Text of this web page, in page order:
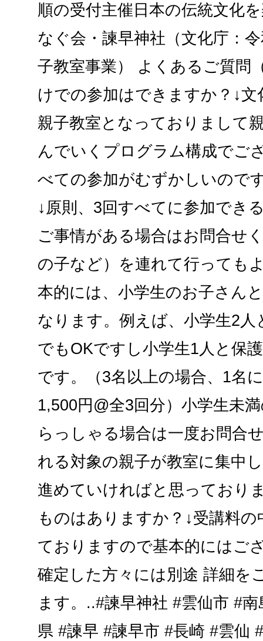
順の受付主催日本の伝統文化
なぐ会・諫早神社（文化庁：
⼦教室事業） よくあるご質問
けでの参加はできますか？↓
親子教室となっておりまして
んでいくプログラム構成でご
べての参加がむずかしいので
↓原則、3回すべてに参加でき
ご事情がある場合はお問合せ
の子など）を連れて行っても
本的には、小学生のお子さん
なります。例えば、小学生2人
でもOKですし小学生1人と保
です。（3名以上の場合、1名
1,500円@全3回分）小学生未
らっしゃる場合は一度お問合
れる対象の親子が教室に集中
進めていければと思っており
ものはありますか？↓受講料
ておりますので基本的にはご
確定した方々には別途 詳細を
ます。..#諫早神社 #雲仙市 #
県 #諫早 #諫早市 #長崎 #雲仙